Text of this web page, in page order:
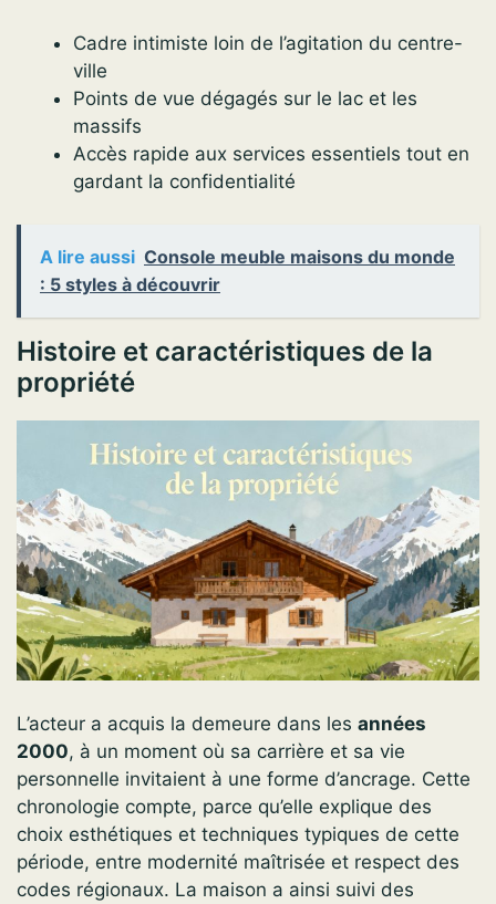
Cadre intimiste loin de l’agitation du centre-
ville
Points de vue dégagés sur le lac et les
massifs
Accès rapide aux services essentiels tout en
gardant la confidentialité
A lire aussi Console meuble maisons du monde
: 5 styles à découvrir
Histoire et caractéristiques de la
propriété
L’acteur a acquis la demeure dans les années
2000, à un moment où sa carrière et sa vie
personnelle invitaient à une forme d’ancrage. Cette
chronologie compte, parce qu’elle explique des
choix esthétiques et techniques typiques de cette
période, entre modernité maîtrisée et respect des
codes régionaux. La maison a ainsi suivi des